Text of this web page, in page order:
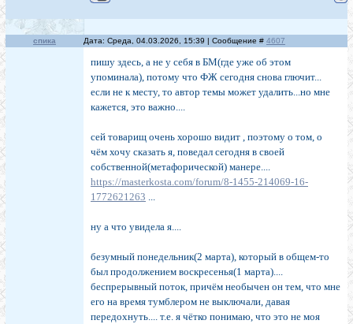
спика Дата: Среда, 04.03.2026, 15:39 | Сообщение # 4607
пишу здесь, а не у себя в БМ(где уже об этом
упоминала), потому что ФЖ сегодня снова глючит...
если не к месту, то автор темы может удалить...но мне
кажется, это важно....
сей товарищ очень хорошо видит , поэтому о том, о
чём хочу сказать я, поведал сегодня в своей
собственной(метафорической) манере....
https://masterkosta.com/forum/8-1455-214069-16-
1772621263 ...
ну а что увидела я....
безумный понедельник(2 марта), который в общем-то
был продолжением воскресенья(1 марта)....
беспрерывный поток, причём необычен он тем, что мне
его на время тумблером не выключали, давая
передохнуть.... т.е. я чётко понимаю, что это не моя